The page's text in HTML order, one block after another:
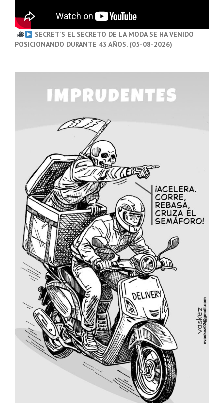
SECRET’S EL SECRETO DE LA MODA SE HA VENIDO
POSICIONANDO DURANTE 43 AÑOS. (05-08-2026)